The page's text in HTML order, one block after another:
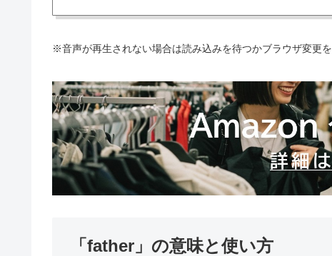
※音声が再生されない場合は読み込みを待つかブラウザ変更を
「father」の意味と使い方